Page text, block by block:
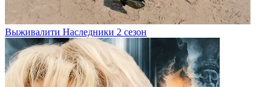
Выживалити Наследники 2 сезон